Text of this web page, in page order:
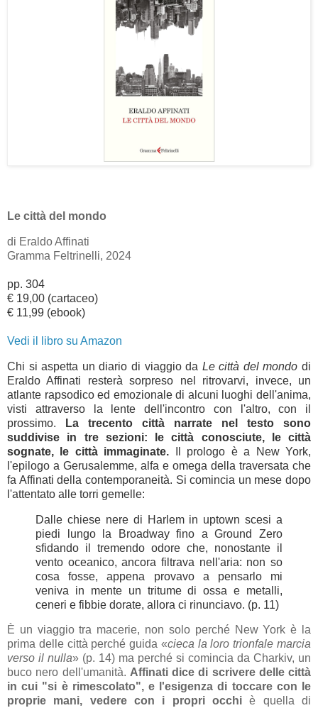
Le città del mondo
di Eraldo Affinati
Gramma Feltrinelli, 2024
pp. 304
€ 19,00 (cartaceo)
€ 11,99 (ebook)
Vedi il libro su Amazon
Chi si aspetta un diario di viaggio da Le città del mondo di
Eraldo Affinati resterà sorpreso nel ritrovarvi, invece, un
atlante rapsodico ed emozionale di alcuni luoghi dell'anima,
visti attraverso la lente dell'incontro con l'altro, con il
prossimo.
La trecento città narrate nel
testo sono
suddivise in tre sezioni: le città conosciute, le città
sognate, le città immaginate. Il prologo è a New York,
l'epilogo a Gerusalemme, alfa e omega della traversata che
fa Affinati della contemporaneità. Si comincia un mese dopo
l'attentato alle torri gemelle:
Dalle chiese nere di Harlem in uptown scesi a
piedi lungo la Broadway fino a Ground Zero
sfidando il tremendo odore che, nonostante il
vento oceanico, ancora filtrava nell'aria: non so
cosa fosse, appena provavo a pensarlo mi
veniva in mente un tritume di ossa e metalli,
ceneri e fibbie dorate, allora ci rinunciavo. (p. 11)
È un viaggio tra macerie, non solo perché New York è la
prima delle città perché guida «cieca la loro trionfale marcia
verso il nulla» (p. 14) ma perché si comincia da Charkiv, un
buco nero dell'umanità. Affinati dice di scrivere delle città
in cui "si è rimescolato", e l'esigenza di toccare con le
proprie mani, vedere con i propri occhi è quella di